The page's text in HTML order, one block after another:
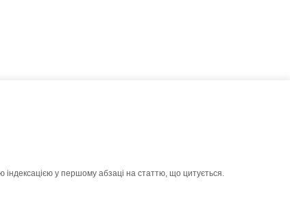
індексацією у першому абзаці на статтю, що цитується.